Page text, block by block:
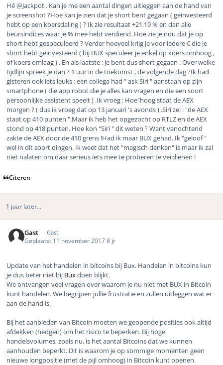
Hé @Jackpot . Kan je me een aantal dingen uitleggen aan de hand van
je screenshot ?Hoe kan je zien dat je short bent gegaan ( geinvesteerd
hebt op een koersdaling ) ? Ik zie resultaat +21,19 % en dan alle
beursindices waar je % mee hebt verdiend. Hoe zie je nou dat je op
short hebt gespeculeerd ? Verder hoeveel krijg je voor iedere € die je
short hebt geinvesteerd ( bij BUX speculeer je enkel op koers omhoog ,
of koers omlaag ) . En als laatste : je bent dus short gegaan . Over welke
tijdlijn spreek je dan ? 1 uur in de toekomst , de volgende dag ?Ik had
gisteren ook iets leuks : een collega had " ask Siri " aanstaan op zijn
smartphone ( die app robot die je alles kan vragen en die een soort
persoonlijke assistent speelt ) .Ik vroeg : Hoe"hoog staat de AEX
morgen ? ( dus ik vroeg dat op 13 januari 's avonds ) .Siri zei : "de AEX
staat op 410 punten ".Maar ik heb het opgezocht op RTLZ en de AEX
stond op 418 punten. Hoe kon "Siri " dit weten ? Want vanochtend
zakte de AEX door de 410 grens !Had ik maar BUX gehad. Ik "geloof "
wel in dit soort dingen. Ik weet dat het "magisch denken" is maar ik zal
niet nalaten om daar serieus iets mee te proberen te verdienen !
Citeren
1 jaar later...
Gast Gast
Geplaatst 11 november 20178 jr
Update van het handelen in bitcoins bij Bux. Handelen in bitcoins kun
je dus beter niet bij Buxdoen blijkt.
We ontvangen veel vragen over waarom je nu niet met BUX in Bitcoin
kunt handelen. We begrijpen jullie frustratie en zullen uitleggen wat er
aan de hand is.
Bij het aanbieden van Bitcoin moeten we geopende posities ook altijd
afdekken (hedgen) om het risico te beperken. Bij hoge
handelsvolumes, zoals nu, is het aantal Bitcoins dat we kunnen
aanhouden beperkt. Dit is waarom je op sommige momenten geen
nieuwe longpositie (met de pijl omhoog) in Bitcoin kunt openen.